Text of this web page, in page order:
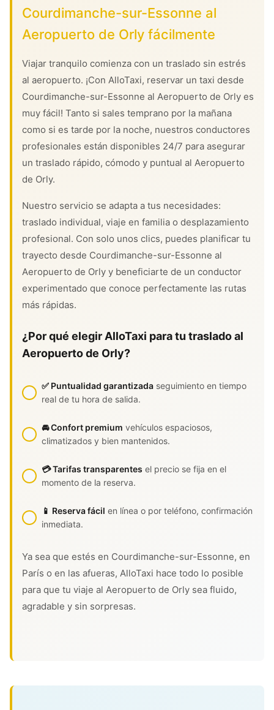
Courdimanche-sur-Essonne al
Aeropuerto de Orly fácilmente
Viajar tranquilo comienza con un traslado sin estrés
al aeropuerto. ¡Con AlloTaxi, reservar un taxi desde
Courdimanche-sur-Essonne al Aeropuerto de Orly es
muy fácil! Tanto si sales temprano por la mañana
como si es tarde por la noche, nuestros conductores
profesionales están disponibles 24/7 para asegurar
un traslado rápido, cómodo y puntual al Aeropuerto
de Orly.
Nuestro servicio se adapta a tus necesidades:
traslado individual, viaje en familia o desplazamiento
profesional. Con solo unos clics, puedes planificar tu
trayecto desde Courdimanche-sur-Essonne al
Aeropuerto de Orly y beneficiarte de un conductor
experimentado que conoce perfectamente las rutas
más rápidas.
¿Por qué elegir AlloTaxi para tu traslado al
Aeropuerto de Orly?
✅ Puntualidad garantizada seguimiento en tiempo
real de tu hora de salida.
🚘 Confort premium vehículos espaciosos,
climatizados y bien mantenidos.
💳 Tarifas transparentes el precio se fija en el
momento de la reserva.
📱 Reserva fácil en línea o por teléfono, confirmación
inmediata.
Ya sea que estés en Courdimanche-sur-Essonne, en
París o en las afueras, AlloTaxi hace todo lo posible
para que tu viaje al Aeropuerto de Orly sea fluido,
agradable y sin sorpresas.